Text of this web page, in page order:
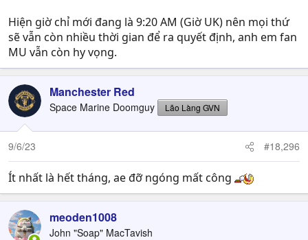
Hiện giờ chỉ mới đang là 9:20 AM (Giờ UK) nên mọi thứ
sẽ vẫn còn nhiều thời gian để ra quyết định, anh em fan
MU vẫn còn hy vọng.
Manchester Red
Space Marine Doomguy Lão Làng GVN
9/6/23 #18,296
Ít nhất là hết tháng, ae đỡ ngóng mất công
meoden1008
John "Soap" MacTavish